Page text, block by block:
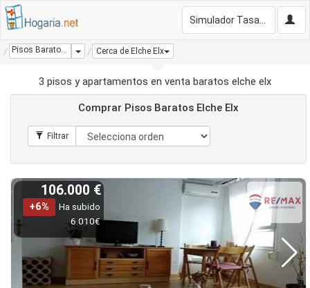
Pisos Baratos Elche Elx Dropdown
Cerca de Elche Elx
3 pisos y apartamentos en venta baratos elche elx
Comprar Pisos Baratos Elche Elx
106.000 €
+6%
Ha subido
6.010€